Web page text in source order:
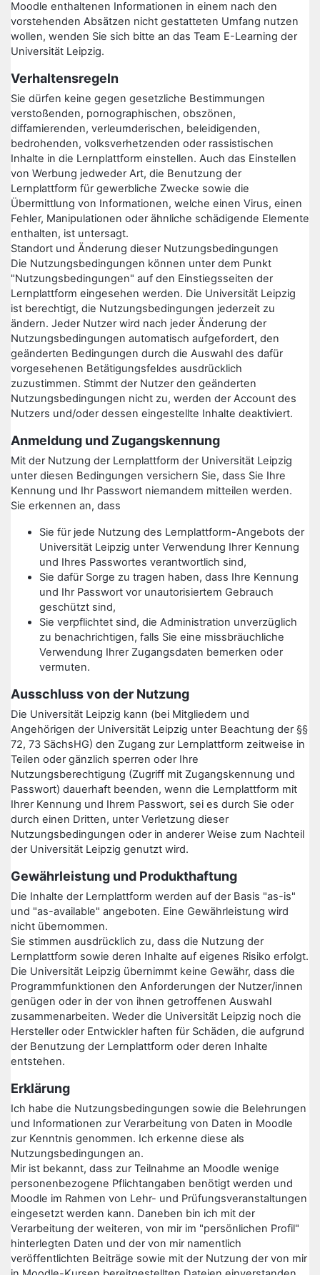
Moodle enthaltenen Informationen in einem nach den
vorstehenden Absätzen nicht gestatteten Umfang nutzen
wollen, wenden Sie sich bitte an das Team E-Learning der
Universität Leipzig.
Verhaltensregeln
Sie dürfen keine gegen gesetzliche Bestimmungen
verstoßenden, pornographischen, obszönen,
diffamierenden, verleumderischen, beleidigenden,
bedrohenden, volksverhetzenden oder rassistischen
Inhalte in die Lernplattform einstellen. Auch das Einstellen
von Werbung jedweder Art, die Benutzung der
Lernplattform für gewerbliche Zwecke sowie die
Übermittlung von Informationen, welche einen Virus, einen
Fehler, Manipulationen oder ähnliche schädigende Elemente
enthalten, ist untersagt.
Standort und Änderung dieser Nutzungsbedingungen
Die Nutzungsbedingungen können unter dem Punkt
"Nutzungsbedingungen" auf den Einstiegsseiten der
Lernplattform eingesehen werden. Die Universität Leipzig
ist berechtigt, die Nutzungsbedingungen jederzeit zu
ändern. Jeder Nutzer wird nach jeder Änderung der
Nutzungsbedingungen automatisch aufgefordert, den
geänderten Bedingungen durch die Auswahl des dafür
vorgesehenen Betätigungsfeldes ausdrücklich
zuzustimmen. Stimmt der Nutzer den geänderten
Nutzungsbedingungen nicht zu, werden der Account des
Nutzers und/oder dessen eingestellte Inhalte deaktiviert.
Anmeldung und Zugangskennung
Mit der Nutzung der Lernplattform der Universität Leipzig
unter diesen Bedingungen versichern Sie, dass Sie Ihre
Kennung und Ihr Passwort niemandem mitteilen werden.
Sie erkennen an, dass
Sie für jede Nutzung des Lernplattform-Angebots der
Universität Leipzig unter Verwendung Ihrer Kennung
und Ihres Passwortes verantwortlich sind,
Sie dafür Sorge zu tragen haben, dass Ihre Kennung
und Ihr Passwort vor unautorisiertem Gebrauch
geschützt sind,
Sie verpflichtet sind, die Administration unverzüglich
zu benachrichtigen, falls Sie eine missbräuchliche
Verwendung Ihrer Zugangsdaten bemerken oder
vermuten.
Ausschluss von der Nutzung
Die Universität Leipzig kann (bei Mitgliedern und
Angehörigen der Universität Leipzig unter Beachtung der §§
72, 73 SächsHG) den Zugang zur Lernplattform zeitweise in
Teilen oder gänzlich sperren oder Ihre
Nutzungsberechtigung (Zugriff mit Zugangskennung und
Passwort) dauerhaft beenden, wenn die Lernplattform mit
Ihrer Kennung und Ihrem Passwort, sei es durch Sie oder
durch einen Dritten, unter Verletzung dieser
Nutzungsbedingungen oder in anderer Weise zum Nachteil
der Universität Leipzig genutzt wird.
Gewährleistung und Produkthaftung
Die Inhalte der Lernplattform werden auf der Basis "as-is"
und "as-available" angeboten. Eine Gewährleistung wird
nicht übernommen.
Sie stimmen ausdrücklich zu, dass die Nutzung der
Lernplattform sowie deren Inhalte auf eigenes Risiko erfolgt.
Die Universität Leipzig übernimmt keine Gewähr, dass die
Programmfunktionen den Anforderungen der Nutzer/innen
genügen oder in der von ihnen getroffenen Auswahl
zusammenarbeiten. Weder die Universität Leipzig noch die
Hersteller oder Entwickler haften für Schäden, die aufgrund
der Benutzung der Lernplattform oder deren Inhalte
entstehen.
Erklärung
Ich habe die Nutzungsbedingungen sowie die Belehrungen
und Informationen zur Verarbeitung von Daten in Moodle
zur Kenntnis genommen. Ich erkenne diese als
Nutzungsbedingungen an.
Mir ist bekannt, dass zur Teilnahme an Moodle wenige
personenbezogene Pflichtangaben benötigt werden und
Moodle im Rahmen von Lehr- und Prüfungsveranstaltungen
eingesetzt werden kann. Daneben bin ich mit der
Verarbeitung der weiteren, von mir im "persönlichen Profil"
hinterlegten Daten und der von mir namentlich
veröffentlichten Beiträge sowie mit der Nutzung der von mir